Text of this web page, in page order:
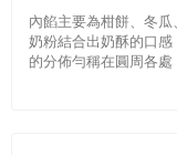
內餡主要為柑餅、冬
奶粉結合出奶酥的口
的分佈勻稱在圓周各